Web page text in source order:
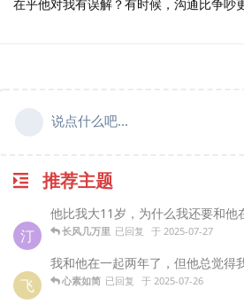
在乎他对我有误解？有时候，沟通比争吵
说点什么吧...
推荐主题
汀
他比我大11岁，为什么我还要和他
长风几万里 已回复 于 2025-07-27
飞
我和他在一起两年了，但他总觉得
心素如简 已回复 于 2025-07-26